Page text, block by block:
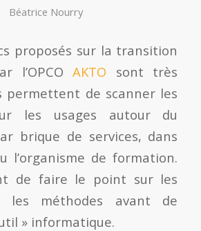
Béatrice Nourry
proposés sur la transition
l’OPCOAKTO sont très
permettent de scanner les
les usages autour du
brique de services, dans
l’organisme de formation.
de faire le point sur les
les méthodes avant de
» informatique.